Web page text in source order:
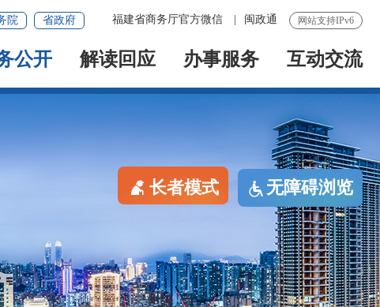
网站支持IPv6
福建省商务厅官方微信 闽政通
院 省政府
公开 解读回应 办事服务 互动交流
长者模式 无障碍浏览